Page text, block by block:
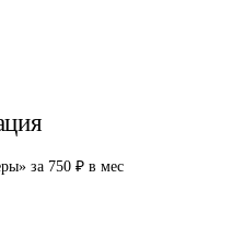
за 750 ₽ в мес